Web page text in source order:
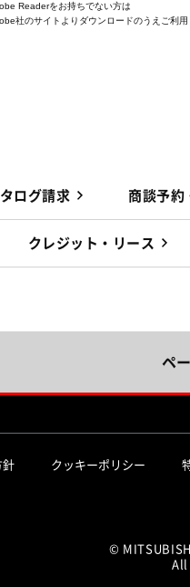
Readerをお持ちでない方は
社のサイトよりダウンロードのうえご利
ログ請求 商談予約
クレジット・リース
ペ
針 クッキーポリシー
©
All